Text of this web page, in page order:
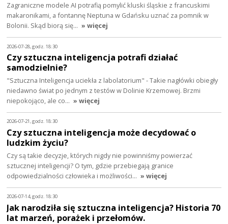
Zagraniczne modele AI potrafią pomylić kluski śląskie z francuskimi
makaronikami, a fontannę Neptuna w Gdańsku uznać za pomnik w
Bolonii. Skąd biorą się… » więcej
2026-07-28, godz. 18:30
Czy sztuczna inteligencja potrafi działać
samodzielnie?
"Sztuczna Inteligencja uciekła z labolatorium" - Takie nagłówki obiegły
niedawno świat po jednym z testów w Dolinie Krzemowej. Brzmi
niepokojąco, ale co… » więcej
2026-07-21, godz. 18:30
Czy sztuczna inteligencja może decydować o
ludzkim życiu?
Czy są takie decyzje, których nigdy nie powinniśmy powierzać
sztucznej inteligencji? O tym, gdzie przebiegają granice
odpowiedzialności człowieka i możliwości… » więcej
2026-07-14, godz. 18:30
Jak narodziła się sztuczna inteligencja? Historia 70
lat marzeń, porażek i przełomów.